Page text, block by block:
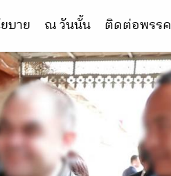
บาย ณ วันนั้น ติดต่อพรรค